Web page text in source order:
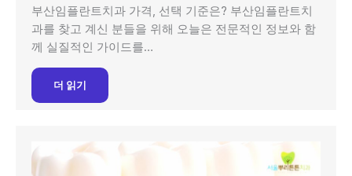
부산임플란트치과 가격, 선택 기준은? 부산임플란트치
과를 찾고 계신 분들을 위해 오늘은 전문적인 정보와 함
께 실질적인 가이드를…
더 읽기